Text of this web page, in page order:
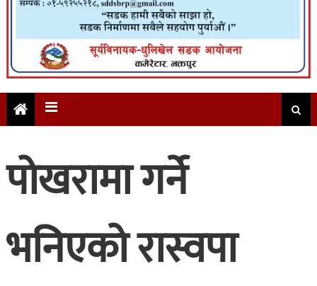
पोखरामा गर्ने
भनिएको रास्वपा